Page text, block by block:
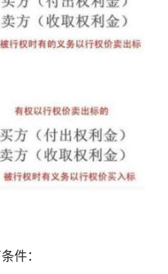
条件：